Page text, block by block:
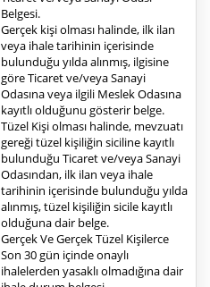
Belgesi.
Gerçek kişi olması halinde, ilk ilan
veya ihale tarihinin içerisinde
bulunduğu yılda alınmış, ilgisine
göre Ticaret ve/veya Sanayi
Odasına veya ilgili Meslek Odasına
kayıtlı olduğunu gösterir belge.
Tüzel Kişi olması halinde, mevzuatı
gereği tüzel kişiliğin siciline kayıtlı
bulunduğu Ticaret ve/veya Sanayi
Odasından, ilk ilan veya ihale
tarihinin içerisinde bulunduğu yılda
alınmış, tüzel kişiliğin sicile kayıtlı
olduğuna dair belge.
Gerçek Ve Gerçek Tüzel Kişilerce
Son 30 gün içinde onaylı
ihalelerden yasaklı olmadığına dair